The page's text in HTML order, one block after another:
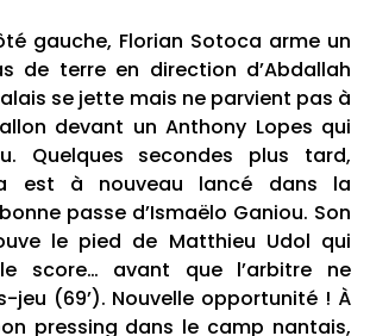
gauche, Florian Sotoca arme un
de terre en direction d’Abdallah
se jette mais ne parvient pas à
devant un Anthony Lopes qui
Quelques secondes plus tard,
est à nouveau lancé dans la
passe d’Ismaëlo Ganiou. Son
le pied de Matthieu Udol qui
score… avant que l’arbitre ne
jeu (69’). Nouvelle opportunité ! À
pressing dans le camp nantais,